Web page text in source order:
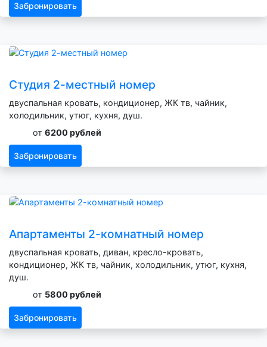
Забронировать
Студия 2-местный номер
двуспальная кровать, кондиционер, ЖК тв, чайник,
холодильник, утюг, кухня, душ.
от 6200 рублей
Забронировать
Апартаменты 2-комнатный номер
двуспальная кровать, диван, кресло-кровать,
кондиционер, ЖК тв, чайник, холодильник, утюг, кухня,
душ.
от 5800 рублей
Забронировать